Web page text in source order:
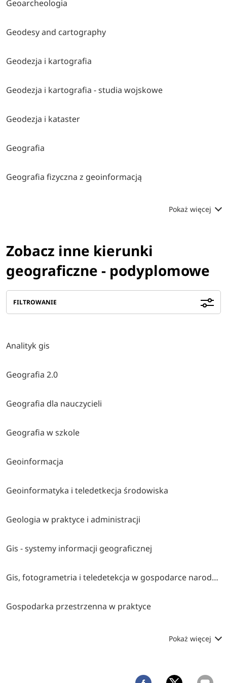
Geoarcheologia
Geodesy and cartography
Geodezja i kartografia
Geodezja i kartografia - studia wojskowe
Geodezja i kataster
Geografia
Geografia fizyczna z geoinformacją
Pokaż więcej
Zobacz inne kierunki
geograficzne - podyplomowe
FILTROWANIE
Analityk gis
Geografia 2.0
Geografia dla nauczycieli
Geografia w szkole
Geoinformacja
Geoinformatyka i teledetkecja środowiska
Geologia w praktyce i administracji
Gis - systemy informacji geograficznej
Gis, fotogrametria i teledetekcja w gospodarce narodowej, obronie kraju i ochronie środowiska
Gospodarka przestrzenna w praktyce
Pokaż więcej